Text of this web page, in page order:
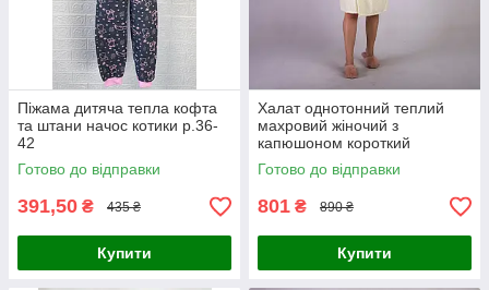
Піжама дитяча тепла кофта
та штани начос котики р.36-
42
Готово до відправки
391,50 ₴ 435 ₴
Купити
Халат однотонний теплий
махровий жіночий з
капюшоном короткий
молочний р.42-54
Готово до відправки
801 ₴ 890 ₴
Купити